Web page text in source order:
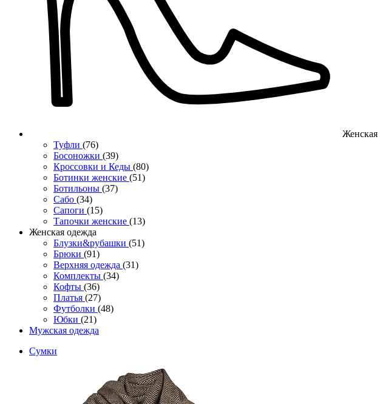
Женcкая
Туфли (76)
Босоножки (39)
Кроссовки и Кеды (80)
Ботинки женские (51)
Ботильоны (37)
Сабо (34)
Сапоги (15)
Тапочки женские (13)
Женская одежда
Блузки&рубашки (51)
Брюки (91)
Верхняя одежда (31)
Комплекты (34)
Кофты (36)
Платья (27)
Футболки (48)
Юбки (21)
Мужская одежда
Сумки